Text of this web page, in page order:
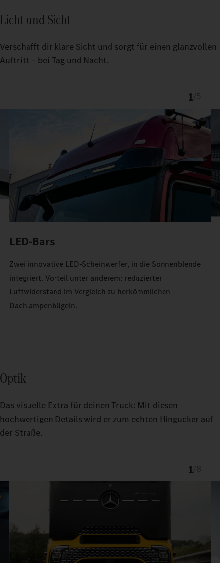
Chromspange und -dots verleihen der ProCabin Front eine
Der passgenaue TruckLocker schafft mehr Ordnung und
Licht und Sicht
Verschafft dir klare Sicht und sorgt für einen glanzvollen
Auftritt – bei Tag und Nacht.
1
LED-Bars
Zwei innovative LED-Scheinwerfer, in die Sonnenblende
integriert. Vorteil unter anderem: reduzierter
Luftwiderstand im Vergleich zu herkömmlichen
Dachlampenbügeln.
Optik
Das visuelle Extra für deinen Truck: Mit diesen
hochwertigen Details wird er zum echten Hingucker auf
der Straße.
1